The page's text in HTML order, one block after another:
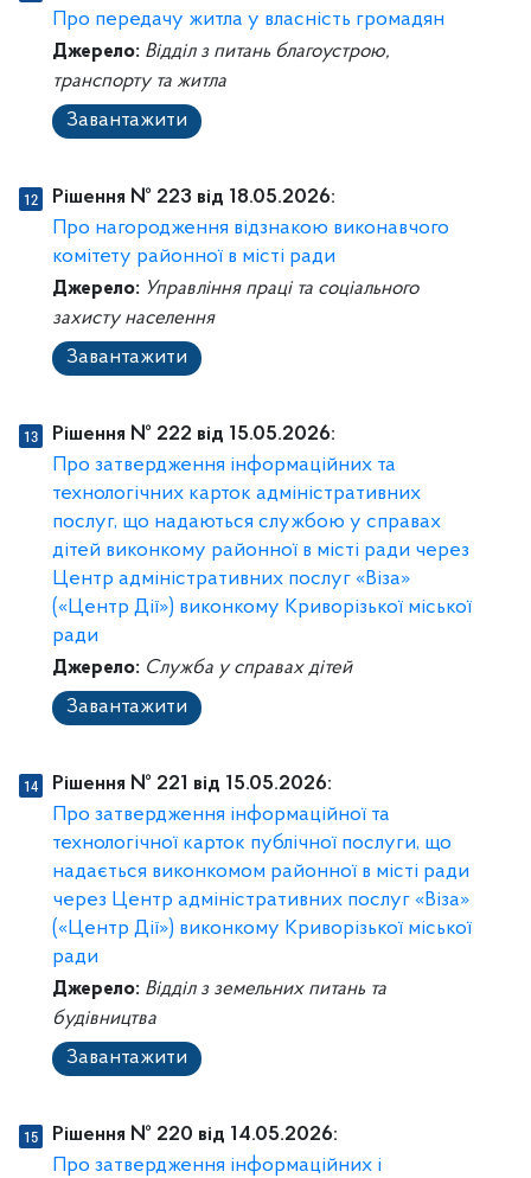
Про передачу житла у власність громадян
Джерело: Відділ з питань благоустрою,
транспорту та житла
Завантажити
Рішення № 223 від 18.05.2026:
Про нагородження відзнакою виконавчого
комітету районної в місті ради
Джерело: Управління праці та соціального
захисту населення
Завантажити
Рішення № 222 від 15.05.2026:
Про затвердження інформаційних та
технологічних карток адміністративних
послуг, що надаються службою у справах
дітей виконкому районної в місті ради через
Центр адміністративних послуг «Віза»
(«Центр Дії») виконкому Криворізької міської
ради
Джерело: Служба у справах дітей
Завантажити
Рішення № 221 від 15.05.2026:
Про затвердження інформаційної та
технологічної карток публічної послуги, що
надається виконкомом районної в місті ради
через Центр адміністративних послуг «Віза»
(«Центр Дії») виконкому Криворізької міської
ради
Джерело: Відділ з земельних питань та
будівництва
Завантажити
Рішення № 220 від 14.05.2026:
Про затвердження інформаційних і